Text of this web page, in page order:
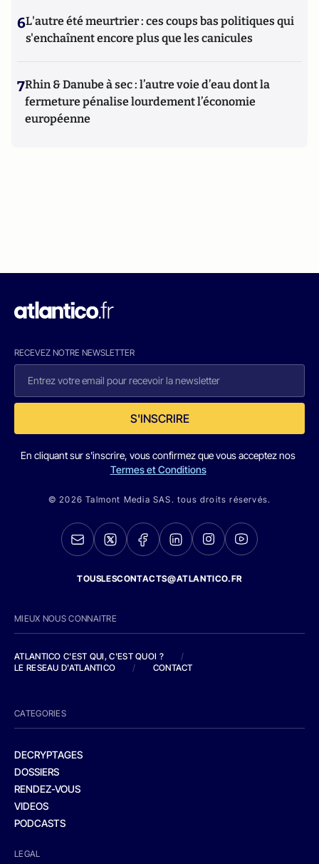
6L'autre été meurtrier : ces coups bas politiques qui
s'enchaînent encore plus que les canicules
7Rhin & Danube à sec : l’autre voie d’eau dont la
fermeture pénalise lourdement l’économie
européenne
RECEVEZ NOTRE NEWSLETTER
S'INSCRIRE
En cliquant sur s'inscrire, vous confirmez que vous acceptez nos
Termes et Conditions
© 2026 Talmont Media SAS. tous droits réservés.
TOUSLESCONTACTS@ATLANTICO.FR
MIEUX NOUS CONNAITRE
ATLANTICO C'EST QUI, C'EST QUOI ?
/
LE RESEAU D'ATLANTICO
/ CONTACT
CATEGORIES
DECRYPTAGES
DOSSIERS
RENDEZ-VOUS
VIDEOS
PODCASTS
LEGAL